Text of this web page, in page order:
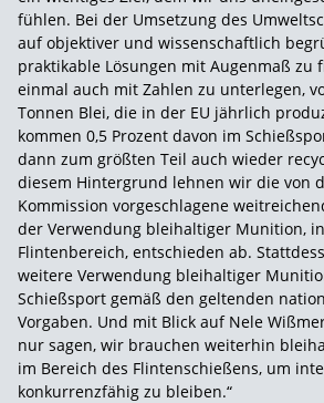
fühlen. Bei der Umsetzung des
auf objektiver und wissenschaftlich
praktikable Lösungen mit Augenmaß zu
einmal auch mit Zahlen zu unterlegen,
Tonnen Blei, die in der EU jährlich
kommen 0,5 Prozent davon im
dann zum größten Teil auch wieder
diesem Hintergrund lehnen wir die von
Kommission vorgeschlagene
der Verwendung bleihaltiger Munition,
Flintenbereich, entschieden ab.
weitere Verwendung bleihaltiger
Schießsport gemäß den geltenden
Vorgaben. Und mit Blick auf Nele
nur sagen, wir brauchen weiterhin
im Bereich des Flintenschießens, um
konkurrenzfähig zu bleiben.“